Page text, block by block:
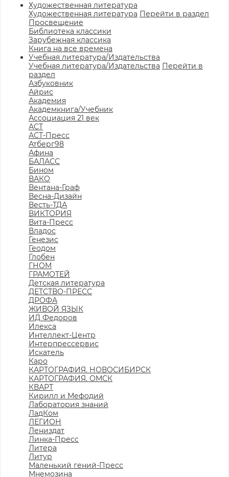
Художественная литература
Художественная литература Перейти в раздел
Просвещение
Библиотека классики
Зарубежная классика
Книга на все времена
Учебная литература/Издательства
Учебная литература/Издательства Перейти в
раздел
Азбуковник
Айрис
Академия
Академкнига/Учебник
Ассоциация 21 век
АСТ
АСТ-Пресс
Атберг98
Афина
БАЛАСС
Бином
ВАКО
Вентана-Граф
Весна-Дизайн
Весть-ТДА
ВИКТОРИЯ
Вита-Пресс
Владос
Генезис
Геодом
Глобен
ГНОМ
ГРАМОТЕЙ
Детская литература
ДЕТСТВО-ПРЕСС
ДРОФА
ЖИВОЙ ЯЗЫК
ИД Федоров
Илекса
Интеллект-Центр
Интерпрессервис
Искатель
Каро
КАРТОГРАФИЯ. НОВОСИБИРСК
КАРТОГРАФИЯ. ОМСК
КВАРТ
Кирилл и Мефодий
Лаборатория знаний
ЛадКом
ЛЕГИОН
Лениздат
Линка-Пресс
Литера
Литур
Маленький гений-Пресс
Мнемозина